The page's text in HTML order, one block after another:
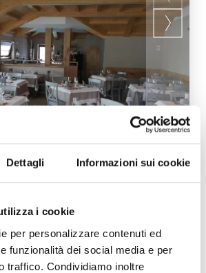
Dettagli Informazioni sui cookie
i cookie
per personalizzare contenuti ed
funzionalità dei social media e per
traffico. Condividiamo inoltre
INFORMAZIONI